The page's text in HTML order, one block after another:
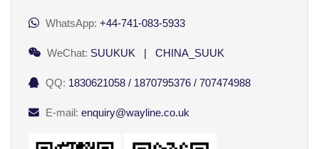
WhatsApp: +44-741-083-5933
WeChat: SUUKUK | CHINA_SUUK
QQ: 1830621058 / 1870795376 / 707474988
E-mail: enquiry@wayline.co.uk